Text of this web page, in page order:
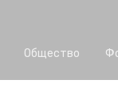
Общество